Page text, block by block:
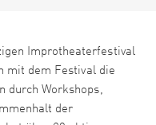
Improtheaterfestival
mit dem Festival die
durch Workshops,
der